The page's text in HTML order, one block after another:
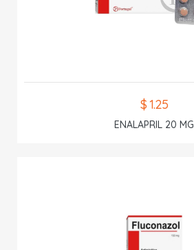
$ 1.25
ENALAPRIL 20 MG